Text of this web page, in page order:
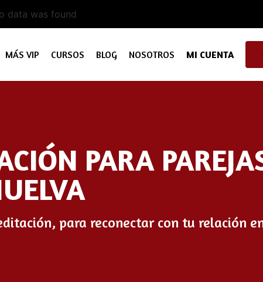
data was found
MÁS VIP CURSOS BLOG NOSOTROS MI CUENTA
PARA
para reconectar con tu relación